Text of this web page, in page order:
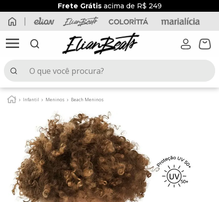
Frete Grátisacima de R$ 249
Infantil Meninos Beach Meninos
TERMOS MAIS BUSCADOS
conjunto menina
º
conjunto menino
4º
conjunto
5º
vestido
6º
blusa